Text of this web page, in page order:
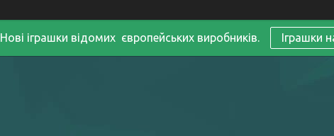
Нові іграшки відомих європейських виробників. Іграшки